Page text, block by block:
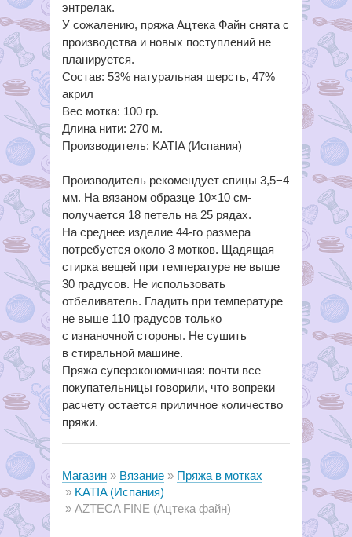
энтрелак.
У сожалению, пряжа Ацтека Файн снята с
производства и новых поступлений не
планируется.
Состав: 53% натуральная шерсть, 47%
акрил
Вес мотка: 100 гр.
Длина нити: 270 м.
Производитель: KATIA (Испания)
Производитель рекомендует спицы 3,5−4
мм. На вязаном образце 10×10 см-
получается 18 петель на 25 рядах.
На среднее изделие 44-го размера
потребуется около 3 мотков. Щадящая
стирка вещей при температуре не выше
30 градусов. Не использовать
отбеливатель. Гладить при температуре
не выше 110 градусов только
с изнаночной стороны. Не сушить
в стиральной машине.
Пряжа суперэкономичная: почти все
покупательницы говорили, что вопреки
расчету остается приличное количество
пряжи.
Магазин Вязание
Пряжа в мотках
KATIA (Испания)
AZTECA FINE (Ацтека файн)